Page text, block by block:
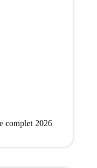
complet 2026